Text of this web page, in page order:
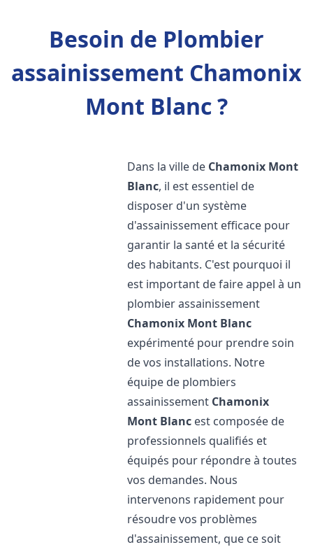
Besoin de Plombier
assainissement Chamonix
Mont Blanc ?
Dans la ville de Chamonix Mont
Blanc, il est essentiel de
disposer d'un système
d'assainissement efficace pour
garantir la santé et la sécurité
des habitants. C'est pourquoi il
est important de faire appel à un
plombier assainissement
Chamonix Mont Blanc
expérimenté pour prendre soin
de vos installations. Notre
équipe de plombiers
assainissement Chamonix
Mont Blanc est composée de
professionnels qualifiés et
équipés pour répondre à toutes
vos demandes. Nous
intervenons rapidement pour
résoudre vos problèmes
d'assainissement, que ce soit